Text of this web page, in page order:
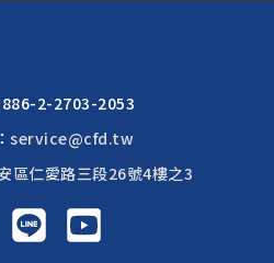
2-2703-2053
service@cfd.tw
區仁愛路三段26號4樓之3